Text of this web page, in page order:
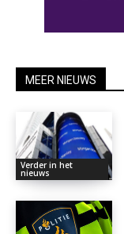
MEER NIEUWS
Verder in het
nieuws